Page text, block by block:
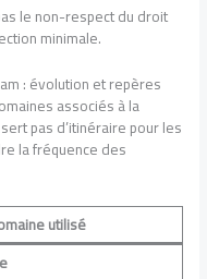
le non-respect du droit
minimale.
: évolution et repères
associés à la
pas d’itinéraire pour les
la fréquence des
utilisé